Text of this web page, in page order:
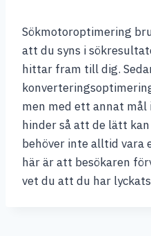
Sökmotoroptimering
att du syns i
hittar fram till dig.
men med ett annat
hinder så att de lätt
behöver inte alltid vara
här är att besökaren
vet du att du har